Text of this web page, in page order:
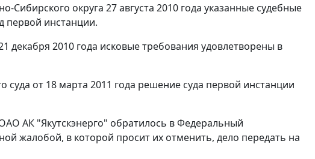
округа 27 августа 2010 года указанные судебные
первой инстанции.
декабря 2010 года исковые требования удовлетворены в
от 18 марта 2011 года решение суда первой инстанции
АК "Якутскэнерго" обратилось в Федеральный
жалобой, в которой просит их отменить, дело передать на